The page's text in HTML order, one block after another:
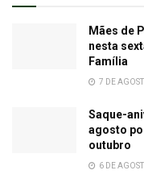
Mães de
nesta
Família
7 DE
Saque-
agosto
outubro
6 DE